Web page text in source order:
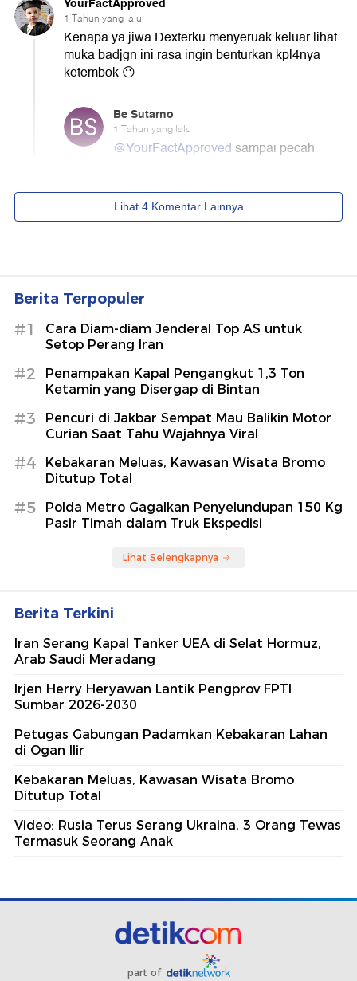
Berita Terpopuler
#1
Cara Diam-diam Jenderal Top AS untuk
Setop Perang Iran
#2
Penampakan Kapal Pengangkut 1,3 Ton
Ketamin yang Disergap di Bintan
#3
Pencuri di Jakbar Sempat Mau Balikin Motor
Curian Saat Tahu Wajahnya Viral
#4
Kebakaran Meluas, Kawasan Wisata Bromo
Ditutup Total
#5
Polda Metro Gagalkan Penyelundupan 150 Kg
Pasir Timah dalam Truk Ekspedisi
Lihat Selengkapnya
Berita Terkini
Iran Serang Kapal Tanker UEA di Selat Hormuz,
Arab Saudi Meradang
Irjen Herry Heryawan Lantik Pengprov FPTI
Sumbar 2026-2030
Petugas Gabungan Padamkan Kebakaran Lahan
di Ogan Ilir
Kebakaran Meluas, Kawasan Wisata Bromo
Ditutup Total
Video: Rusia Terus Serang Ukraina, 3 Orang Tewas
Termasuk Seorang Anak
part of